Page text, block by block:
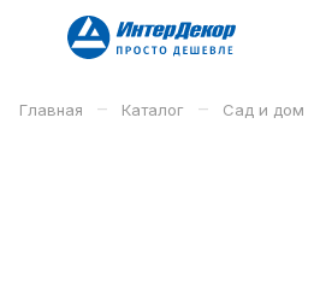
Главная – Каталог – Сад и дом